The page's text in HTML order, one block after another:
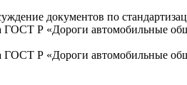
документов по
ГОСТ Р «Дороги автомобильные
ГОСТ Р «Дороги автомобильные